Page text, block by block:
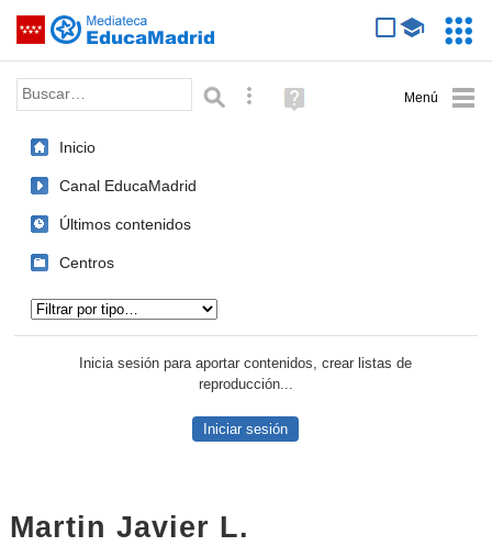
Saltar navegación
Palabra o frase: Búsqueda avanzada
Ayuda
(en
Inicio
Canal EducaMadrid
Últimos contenidos
Centros
Inicia sesión para aportar contenidos, crear listas de
reproducción...
Iniciar sesión
Martin Javier L.